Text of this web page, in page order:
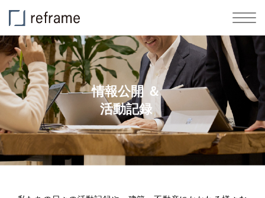
情報公開 ＆
活動記録